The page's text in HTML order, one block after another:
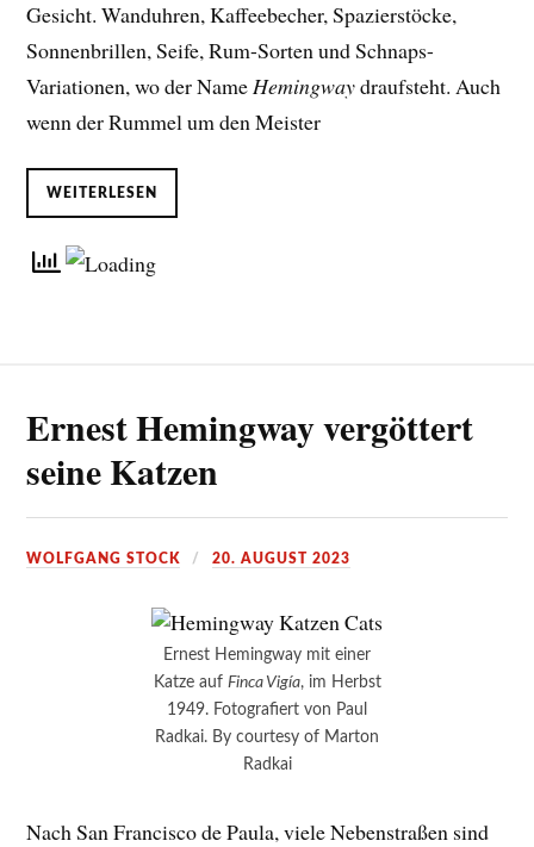
Gesicht. Wanduhren, Kaffeebecher, Spazierstöcke,
Sonnenbrillen, Seife, Rum-Sorten und Schnaps-
Variationen, wo der NameHemingwaydraufsteht. Auch
wenn der Rummel um den Meister
WEITERLESEN
Ernest Hemingway vergöttert
seine Katzen
WOLFGANG STOCK 20. AUGUST 2023
Ernest Hemingway mit einer
Katze auf Finca Vigía, im Herbst
1949. Fotografiert von Paul
Radkai. By courtesy of Marton
Radkai
Nach San Francisco de Paula, viele Nebenstraßen sind